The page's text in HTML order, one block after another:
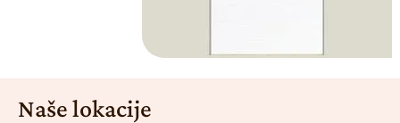
Naše lokacije